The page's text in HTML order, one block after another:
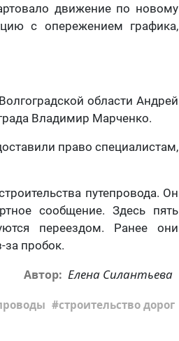
движение по новому
с опережением графика,
области Андрей
Владимир Марченко.
право специалистам,
путепровода. Он
сообщение. Здесь пять
переездом. Ранее они
за пробок.
Автор: Елена Силантьева
строительство дорог